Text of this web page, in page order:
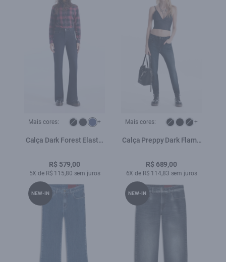
Mais cores: +
Calça Dark Forest Elastic
R$ 579,00
5X de R$ 115,80 sem juros
Mais cores: +
Calça Preppy Dark Flame
R$ 689,00
6X de R$ 114,83 sem juros
NEW-IN NEW-IN